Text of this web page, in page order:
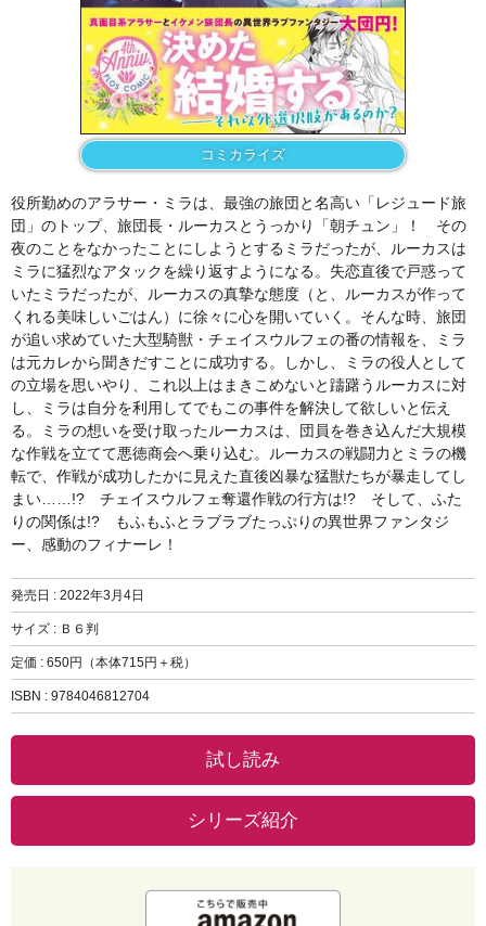
コミカライズ
役所勤めのアラサー・ミラは、最強の旅団と名高い「レジュード旅
団」のトップ、旅団長・ルーカスとうっかり「朝チュン」！ その
夜のことをなかったことにしようとするミラだったが、ルーカスは
ミラに猛烈なアタックを繰り返すようになる。失恋直後で戸惑って
いたミラだったが、ルーカスの真摯な態度（と、ルーカスが作って
くれる美味しいごはん）に徐々に心を開いていく。そんな時、旅団
が追い求めていた大型騎獣・チェイスウルフェの番の情報を、ミラ
は元カレから聞きだすことに成功する。しかし、ミラの役人として
の立場を思いやり、これ以上はまきこめないと躊躇うルーカスに対
し、ミラは自分を利用してでもこの事件を解決して欲しいと伝え
る。ミラの想いを受け取ったルーカスは、団員を巻き込んだ大規模
な作戦を立てて悪徳商会へ乗り込む。ルーカスの戦闘力とミラの機
転で、作戦が成功したかに見えた直後凶暴な猛獣たちが暴走してし
まい……!? チェイスウルフェ奪還作戦の行方は!? そして、ふた
りの関係は!? もふもふとラブラブたっぷりの異世界ファンタジ
ー、感動のフィナーレ！
発売日 : 2022年3月4日
サイズ : Ｂ６判
定価 : 650円（本体715円＋税）
ISBN : 9784046812704
試し読み
シリーズ紹介